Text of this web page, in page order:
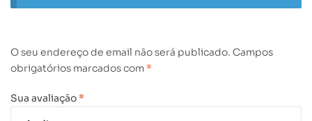
O seu endereço de email não será publicado. Campos
obrigatórios marcados com *
Sua avaliação *